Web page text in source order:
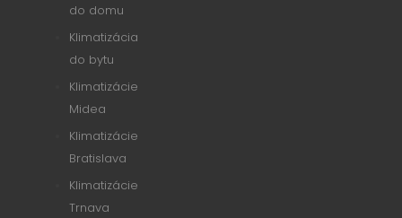
do domu
Klimatizácia
do bytu
Klimatizácie
Midea
Klimatizácie
Bratislava
Klimatizácie
Trnava